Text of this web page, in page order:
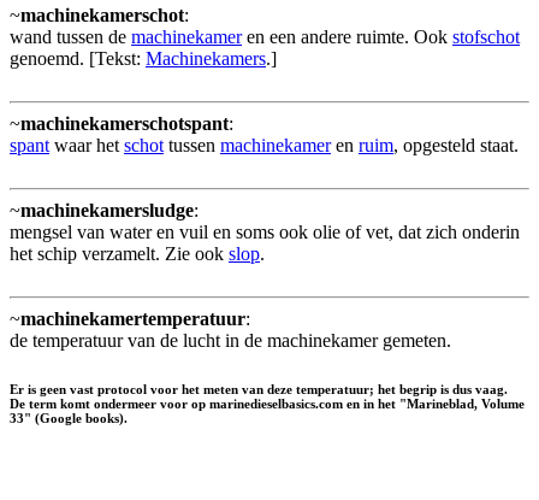
~machinekamerschot:
wand tussen de machinekameren een andere ruimte. Ook stofschot
genoemd. [Tekst: Machinekamers.]
~machinekamerschotspant:
spant waar het schot tussen machinekameren ruim, opgesteld staat.
~machinekamersludge:
mengsel van water en vuil en soms ook olie of vet, dat zich onderin
het schip verzamelt. Zie ook slop.
~machinekamertemperatuur:
de temperatuur van de lucht in de machinekamer gemeten.
Er is geen vast protocol voor het meten van deze temperatuur; het begrip is dus vaag.
De term komt ondermeer voor op marinedieselbasics.com en in het "Marineblad, Volume
33" (Google books).